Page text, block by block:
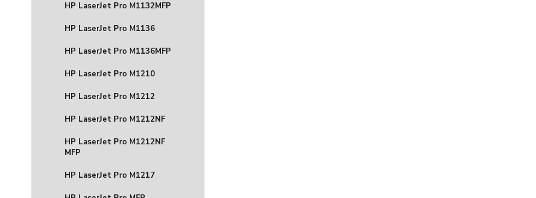
HP LaserJet Pro M1132MFP
HP LaserJet Pro M1136
HP LaserJet Pro M1136MFP
HP LaserJet Pro M1210
HP LaserJet Pro M1212
HP LaserJet Pro M1212NF
HP LaserJet Pro M1212NF
MFP
HP LaserJet Pro M1217